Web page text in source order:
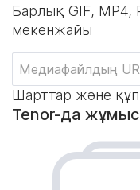
Барлық GIF, MP4,
мекенжайы
Шарттар және
Tenor-да